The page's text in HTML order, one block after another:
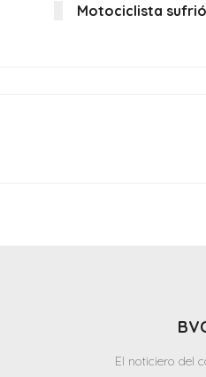
Motociclista
El noticiero del